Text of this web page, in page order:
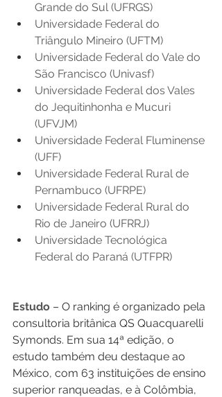
Grande do Sul (UFRGS)
Universidade Federal do
Triângulo Mineiro (UFTM)
Universidade Federal do Vale do
São Francisco (Univasf)
Universidade Federal dos Vales
do Jequitinhonha e Mucuri
(UFVJM)
Universidade Federal Fluminense
(UFF)
Universidade Federal Rural de
Pernambuco (UFRPE)
Universidade Federal Rural do
Rio de Janeiro (UFRRJ)
Universidade Tecnológica
Federal do Paraná (UTFPR)
Estudo – O ranking é organizado pela
consultoria britânica QS Quacquarelli
Symonds. Em sua 14ª edição, o
estudo também deu destaque ao
México, com 63 instituições de ensino
superior ranqueadas, e à Colômbia,